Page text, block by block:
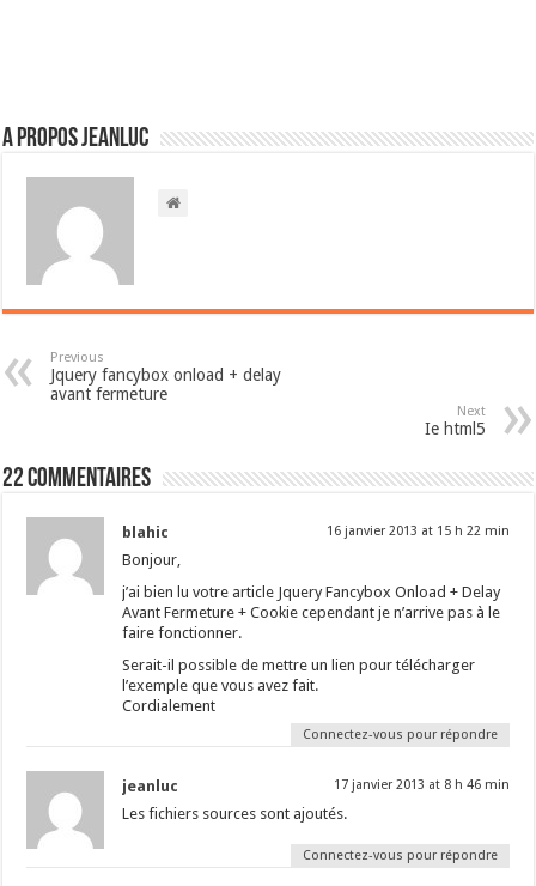
A propos jeanluc
Previous
Jquery fancybox onload + delay
avant fermeture
Next
Ie html5
22 Commentaires
blahic 16 janvier 2013 at 15 h 22 min
Bonjour,
j’ai bien lu votre article Jquery Fancybox Onload + Delay
Avant Fermeture + Cookie cependant je n’arrive pas à le
faire fonctionner.
Serait-il possible de mettre un lien pour télécharger
l’exemple que vous avez fait.
Cordialement
Connectez-vous pour répondre
jeanluc 17 janvier 2013 at 8 h 46 min
Les fichiers sources sont ajoutés.
Connectez-vous pour répondre